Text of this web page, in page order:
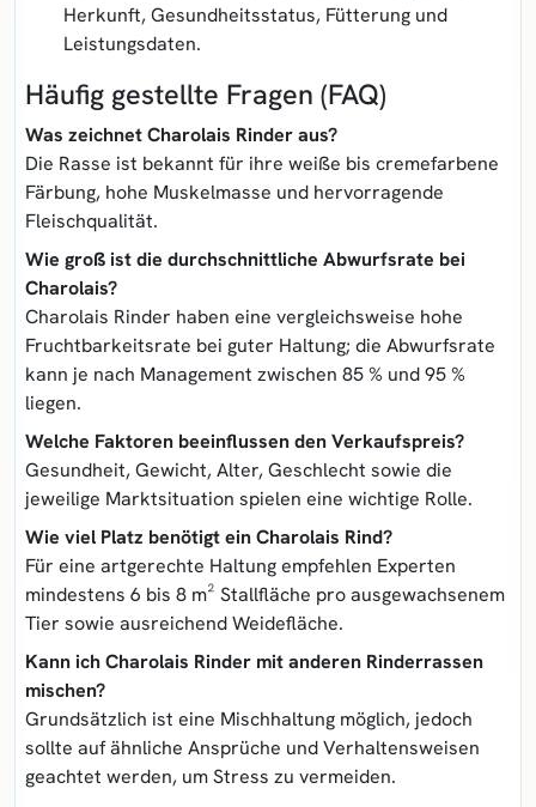
Herkunft, Gesundheitsstatus, Fütterung und
Leistungsdaten.
Häufig gestellte Fragen (FAQ)
Was zeichnet Charolais Rinder aus?
Die Rasse ist bekannt für ihre weiße bis cremefarbene
Färbung, hohe Muskelmasse und hervorragende
Fleischqualität.
Wie groß ist die durchschnittliche Abwurfsrate bei
Charolais?
Charolais Rinder haben eine vergleichsweise hohe
Fruchtbarkeitsrate bei guter Haltung; die Abwurfsrate
kann je nach Management zwischen 85 % und 95 %
liegen.
Welche Faktoren beeinflussen den Verkaufspreis?
Gesundheit, Gewicht, Alter, Geschlecht sowie die
jeweilige Marktsituation spielen eine wichtige Rolle.
Wie viel Platz benötigt ein Charolais Rind?
Für eine artgerechte Haltung empfehlen Experten
mindestens 6 bis 8 m² Stallfläche pro ausgewachsenem
Tier sowie ausreichend Weidefläche.
Kann ich Charolais Rinder mit anderen Rinderrassen
mischen?
Grundsätzlich ist eine Mischhaltung möglich, jedoch
sollte auf ähnliche Ansprüche und Verhaltensweisen
geachtet werden, um Stress zu vermeiden.